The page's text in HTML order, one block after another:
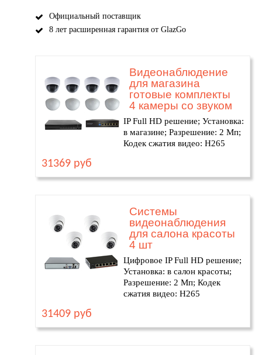
Официальный поставщик
8 лет расширенная гарантия от GlazGo
Видеонаблюдение
для магазина
готовые комплекты
4 камеры со звуком
IP Full HD решение; Установка:
в магазине; Разрешение: 2 Мп;
Кодек сжатия видео: H265
31369 руб
Системы
видеонаблюдения
для салона красоты
4 шт
Цифровое IP Full HD решение;
Установка: в салон красоты;
Разрешение: 2 Мп; Кодек
сжатия видео: H265
31409 руб